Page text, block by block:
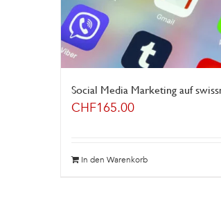
Social Media Marketing auf
CHF165.00
In den Warenkorb